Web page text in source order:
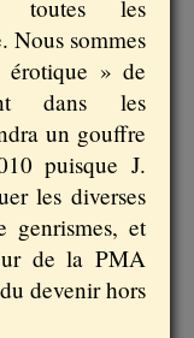
toutes les
Nous sommes
érotique » de
dans les
un gouffre
puisque J.
les diverses
genrismes, et
de la PMA
devenir hors